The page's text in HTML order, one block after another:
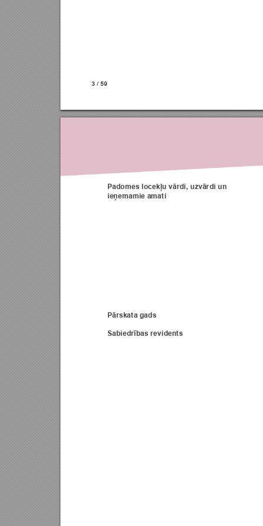
3 / 59
Padomes locekļu vārdi, uzvārdi un
ieņemamie amati
Pārskata gads
Sabiedrības revidents